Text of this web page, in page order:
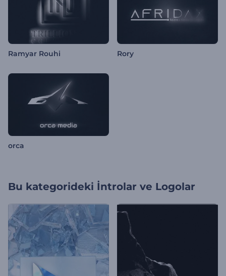
Ramyar Rouhi Rory
orca
Bu kategorideki İntrolar ve Logolar